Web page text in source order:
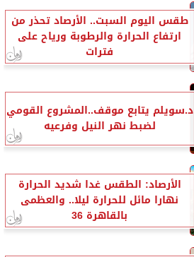
طقس اليوم السبت.. الأرصاد تحذر من
ارتفاع الحرارة والرطوبة ورياح على
فترات
د.سويلم يتابع موقف..المشروع القومي
لضبط نهر النيل وفرعيه
الأرصاد: الطقس غدا شديد الحرارة
نهارا مائل للحرارة ليلا.. والعظمى
بالقاهرة 36